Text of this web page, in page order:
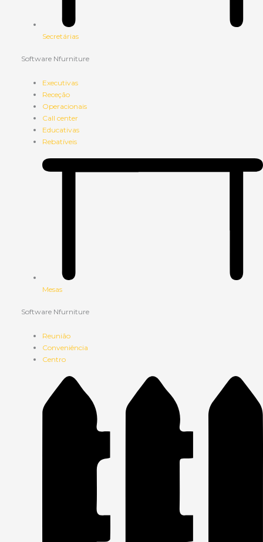
Secretárias
Software Nfurniture
Executivas
Receção
Operacionais
Call center
Educativas
Rebatíveis
Mesas
Software Nfurniture
Reunião
Conveniência
Centro